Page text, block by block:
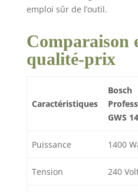
emploi sûr de l’outil.
Comparaison
qualité-prix
Caractéristiques
Bosch
GWS
Puissance 1400
Tension 240